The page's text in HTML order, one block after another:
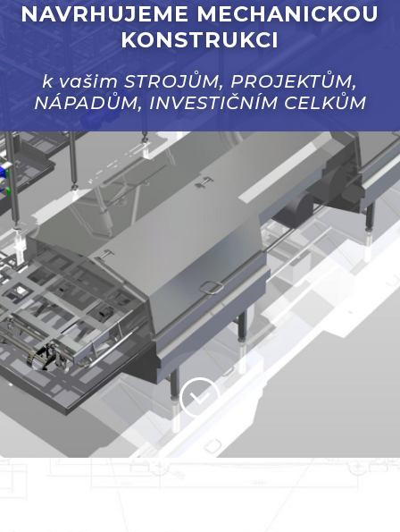
NAVRHUJEME MECHANICKOU
KONSTRUKCI
k vašim STROJŮM, PROJEKTŮM,
NÁPADŮM, INVESTIČNÍM CELKŮM